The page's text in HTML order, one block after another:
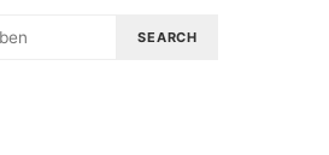
SEARCH